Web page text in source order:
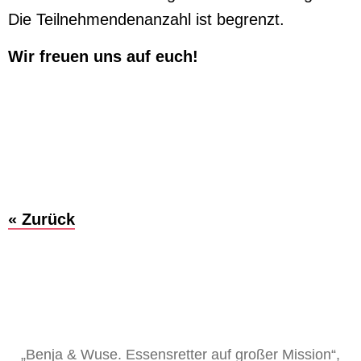
Die Teilnehmendenanzahl ist begrenzt.
Wir freuen uns auf euch!
« Zurück
„Benja & Wuse. Essensretter auf großer Mission“,